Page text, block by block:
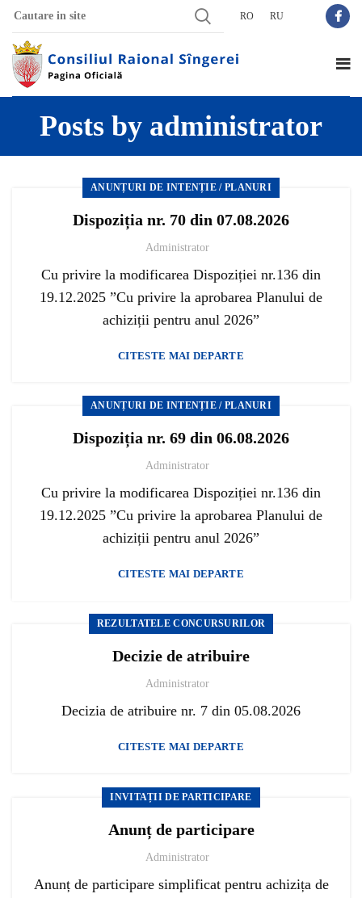
RO RU
Posts by administrator
ANUNȚURI DE INTENȚIE / PLANURI
Dispoziția nr. 70 din 07.08.2026
Administrator
Cu privire la modificarea Dispoziției nr.136 din
19.12.2025 ”Cu privire la aprobarea Planului de
achiziții pentru anul 2026”
CITESTE MAI DEPARTE
ANUNȚURI DE INTENȚIE / PLANURI
Dispoziția nr. 69 din 06.08.2026
Administrator
Cu privire la modificarea Dispoziției nr.136 din
19.12.2025 ”Cu privire la aprobarea Planului de
achiziții pentru anul 2026”
CITESTE MAI DEPARTE
REZULTATELE CONCURSURILOR
Decizie de atribuire
Administrator
Decizia de atribuire nr. 7 din 05.08.2026
CITESTE MAI DEPARTE
INVITAȚII DE PARTICIPARE
Anunț de participare
Administrator
Anunț de participare simplificat pentru achizița de